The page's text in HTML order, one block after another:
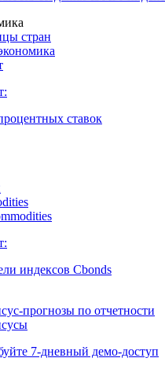
индекс
создания своего индекса
стран
ставок
индексов Cbonds
прогнозы по отчетности